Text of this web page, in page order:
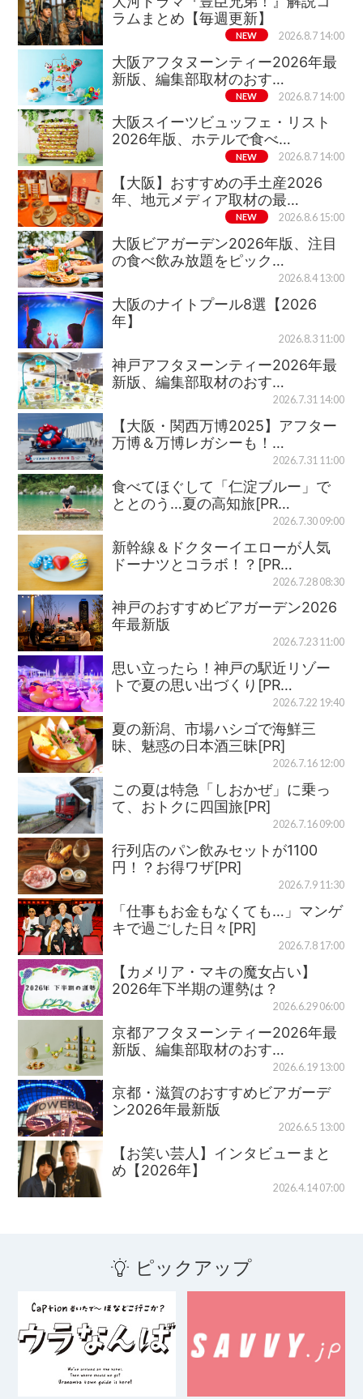
ラムまとめ【毎週更新】
NEW 2026.8.7 14:00
大阪アフタヌーンティー2026年最
新版、編集部取材のおす…
NEW 2026.8.7 14:00
大阪スイーツビュッフェ・リスト
2026年版、ホテルで食べ…
NEW 2026.8.7 14:00
【大阪】おすすめの手土産2026
年、地元メディア取材の最…
NEW 2026.8.6 15:00
大阪ビアガーデン2026年版、注目
の食べ飲み放題をピック…
2026.8.4 13:00
大阪のナイトプール8選【2026
年】
2026.8.3 11:00
神戸アフタヌーンティー2026年最
新版、編集部取材のおす…
2026.7.31 14:00
【大阪・関西万博2025】アフター
万博＆万博レガシーも！…
2026.7.31 11:00
食べてほぐして「仁淀ブルー」で
ととのう…夏の高知旅[PR…
2026.7.30 09:00
新幹線＆ドクターイエローが人気
ドーナツとコラボ！？[PR…
2026.7.28 08:30
神戸のおすすめビアガーデン2026
年最新版
2026.7.23 11:00
思い立ったら！神戸の駅近リゾー
トで夏の思い出づくり[PR…
2026.7.22 19:40
夏の新潟、市場ハシゴで海鮮三
昧、魅惑の日本酒三昧[PR]
2026.7.16 12:00
この夏は特急「しおかぜ」に乗っ
て、おトクに四国旅[PR]
2026.7.16 09:00
行列店のパン飲みセットが1100
円！？お得ワザ[PR]
2026.7.9 11:30
「仕事もお金もなくても…」マンゲ
キで過ごした日々[PR]
2026.7.8 17:00
【カメリア・マキの魔女占い】
2026年下半期の運勢は？
2026.6.29 06:00
京都アフタヌーンティー2026年最
新版、編集部取材のおす…
2026.6.19 13:00
京都・滋賀のおすすめビアガーデ
ン2026年最新版
2026.6.5 13:00
【お笑い芸人】インタビューまと
め【2026年】
2026.4.14 07:00
ピックアップ